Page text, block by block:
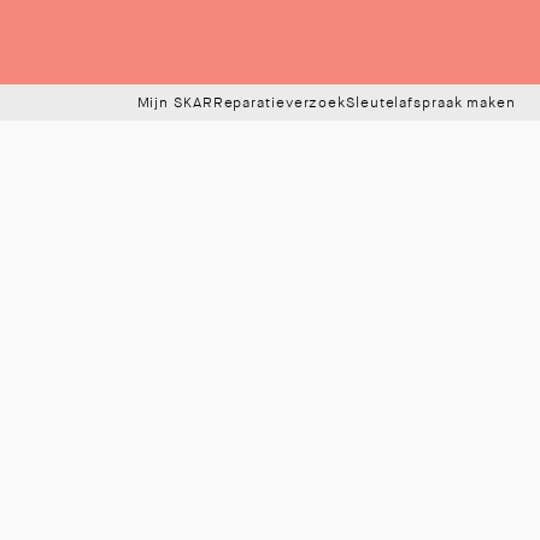
Mijn SKAR ReparatieverzoekSleutelafspraak maken